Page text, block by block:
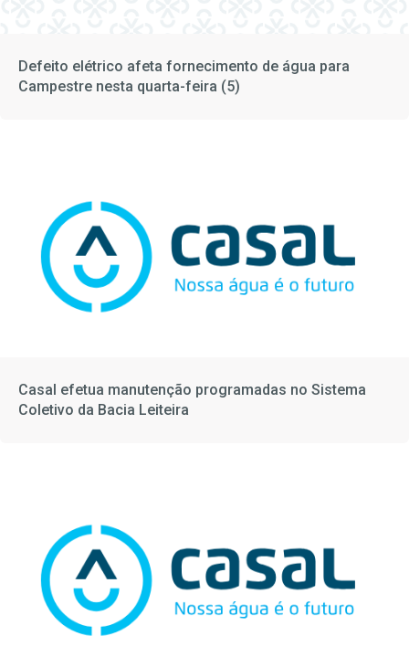
Defeito elétrico afeta fornecimento de água para
Campestre nesta quarta-feira (5)
Casal efetua manutenção programadas no Sistema
Coletivo da Bacia Leiteira